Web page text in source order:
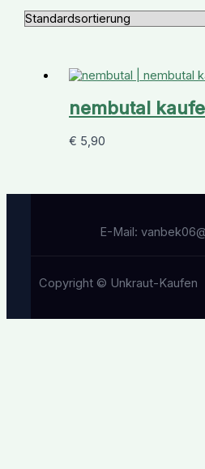
nembutal
€ 5,90
E-Mail:
Copyright © Unkraut-Kaufen